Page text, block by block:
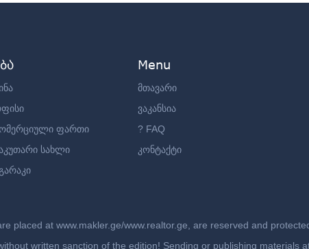
ფართი
სახლი
Menu
მთავარი
ვაკანსია
? FAQ
კონტაქტი
placed at www.makler.ge/www.realtor.ge, are reserved and
written sanction of the edition! Sending or publishing materials